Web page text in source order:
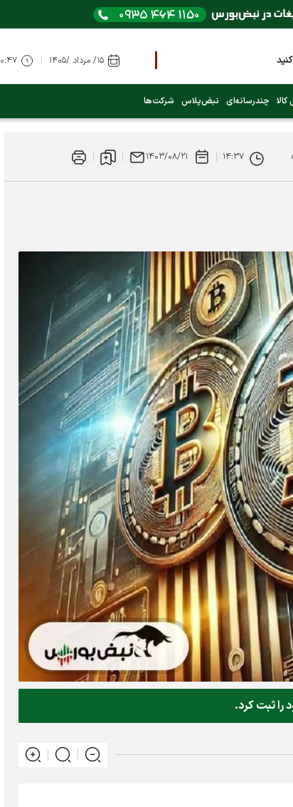
چندرسانه‌ای نبض‌پلاس شرکت‌ها
۱۴:۳۷ ۱۴۰۳/۰۸/۲۱